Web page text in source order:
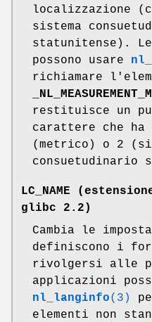
localizzazione
sistema
statunitense).
possono usare
richiamare
restituisce un
carattere che
(metrico) o 2
consuetudinario
LC_NAME
glibc 2.2)
Cambia le
definiscono i
rivolgersi alle
applicazioni
nl_langinfo(3)
elementi non